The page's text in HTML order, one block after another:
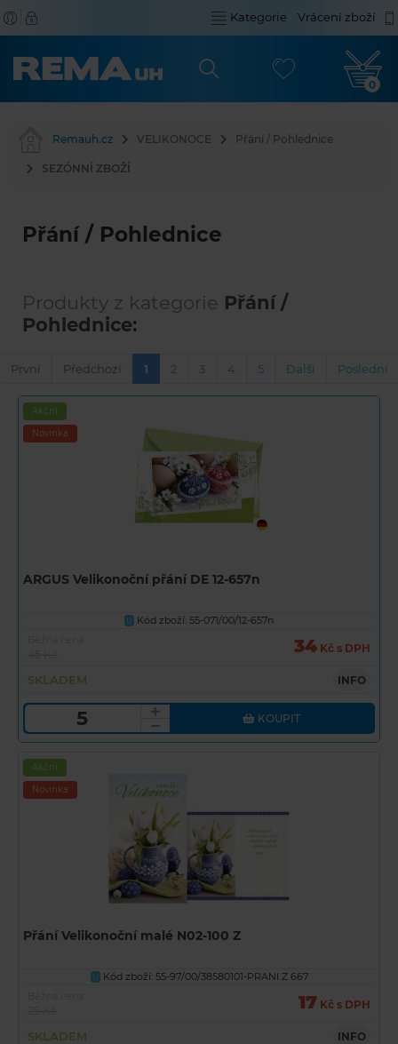
Kategorie Vrácení zboží
0
Remauh.cz VELIKONOCE Přání / Pohlednice
SEZÓNNÍ ZBOŽÍ
Přání / Pohlednice
Produkty z kategorie Přání /
Pohlednice:
První Předchozí 1 2 3 4 5 Další Poslední
Akční
Novinka
ARGUS Velikonoční přání DE 12-657n
U
Kód zboží: 55-071/00/12-657n
34 Kč s DPH
SKLADEM INFO
KOUPIT
Akční
Novinka
Přání Velikonoční malé N02-100 Z
U Kód zboží: 55-97/00/38580101-PRANI Z 667
17 Kč s DPH
SKLADEM INFO